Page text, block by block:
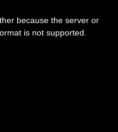
because the server or
is not supported.